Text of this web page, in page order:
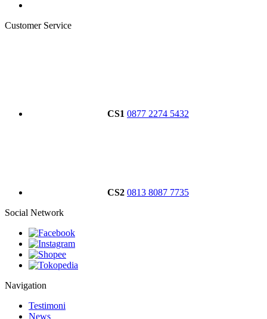
Customer Service
CS1 0877 2274 5432
CS2 0813 8087 7735
Social Network
Navigation
Testimoni
News